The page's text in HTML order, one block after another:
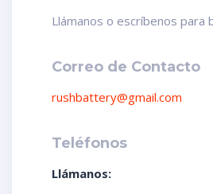
Llámanos o escríbenos
Correo de Contacto
rushbattery@gmail.com
Teléfonos
Llámanos: